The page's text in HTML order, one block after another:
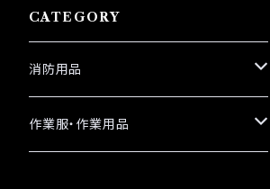
CATEGORY
消防用品
革手袋
作業服・作業用品